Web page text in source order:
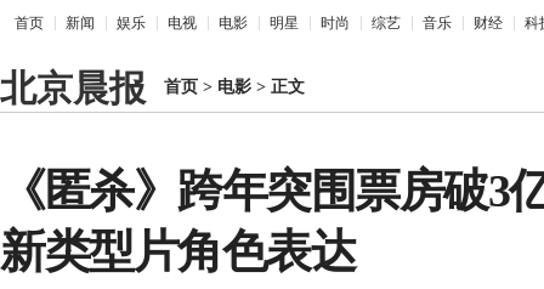
首页 新闻 娱乐 电视 电影 明星 时尚 综艺 音乐 财经 科
北京晨报 首页 > 电影 > 正文
《匿杀》跨年突围票房破3
新类型片角色表达